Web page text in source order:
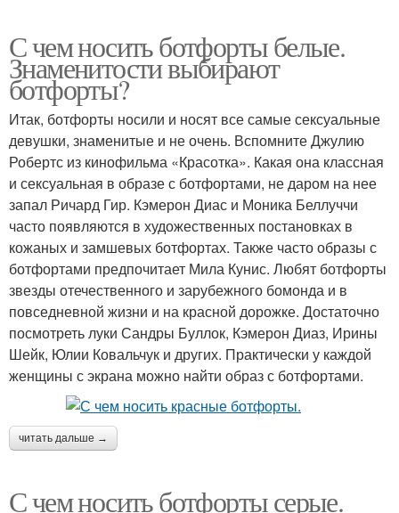
С чем носить ботфорты белые.
Знаменитости выбирают
ботфорты?
Итак, ботфорты носили и носят все самые сексуальные
девушки, знаменитые и не очень. Вспомните Джулию
Робертс из кинофильма «Красотка». Какая она классная
и сексуальная в образе с ботфортами, не даром на нее
запал Ричард Гир. Кэмерон Диас и Моника Беллуччи
часто появляются в художественных постановках в
кожаных и замшевых ботфортах. Также часто образы с
ботфортами предпочитает Мила Кунис. Любят ботфорты
звезды отечественного и зарубежного бомонда и в
повседневной жизни и на красной дорожке. Достаточно
посмотреть луки Сандры Буллок, Кэмерон Диаз, Ирины
Шейк, Юлии Ковальчук и других. Практически у каждой
женщины с экрана можно найти образ с ботфортами.
читать дальше →
С чем носить ботфорты серые.